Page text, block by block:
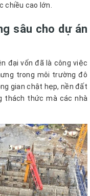
chiều cao lớn.
sâu cho dự án
đại vốn đã là công việc
trong môi trường đô
gian chật hẹp, nền đất
thách thức mà các nhà